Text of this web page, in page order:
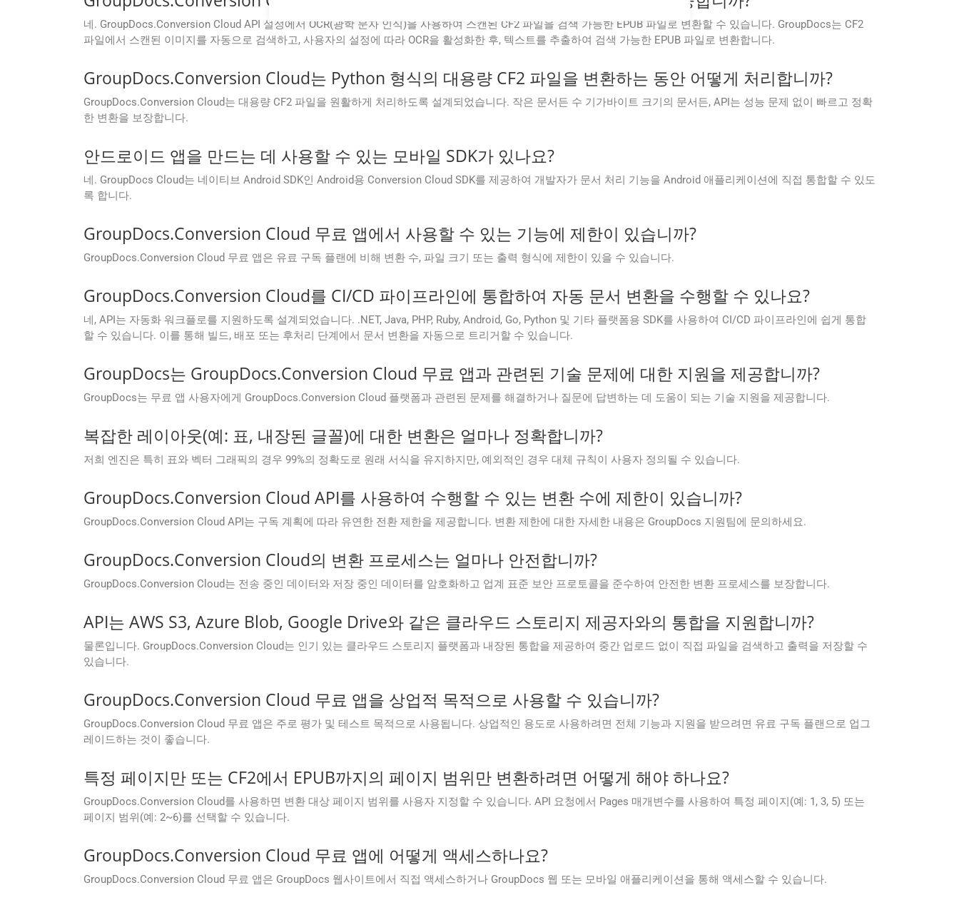
네. GroupDocs.Conversion Cloud API 설정에서 OCR(광학 문자 인식)을 사용하여 스캔된 CF2 파일을 검색 가능한 EPUB 파일로 변환할 수 있습니다. GroupDocs는 CF2
파일에서 스캔된 이미지를 자동으로 검색하고, 사용자의 설정에 따라 OCR을 활성화한 후, 텍스트를 추출하여 검색 가능한 EPUB 파일로 변환합니다.
GroupDocs.Conversion Cloud는 Python 형식의 대용량 CF2 파일을 변환하는 동안 어떻게 처리합니까?
GroupDocs.Conversion Cloud는 대용량 CF2 파일을 원활하게 처리하도록 설계되었습니다. 작은 문서든 수 기가바이트 크기의 문서든, API는 성능 문제 없이 빠르고 정확
한 변환을 보장합니다.
안드로이드 앱을 만드는 데 사용할 수 있는 모바일 SDK가 있나요?
네. GroupDocs Cloud는 네이티브 Android SDK인 Android용 Conversion Cloud SDK를 제공하여 개발자가 문서 처리 기능을 Android 애플리케이션에 직접 통합할 수 있도
록 합니다.
GroupDocs.Conversion Cloud 무료 앱에서 사용할 수 있는 기능에 제한이 있습니까?
GroupDocs.Conversion Cloud 무료 앱은 유료 구독 플랜에 비해 변환 수, 파일 크기 또는 출력 형식에 제한이 있을 수 있습니다.
GroupDocs.Conversion Cloud를 CI/CD 파이프라인에 통합하여 자동 문서 변환을 수행할 수 있나요?
네, API는 자동화 워크플로를 지원하도록 설계되었습니다. .NET, Java, PHP, Ruby, Android, Go, Python 및 기타 플랫폼용 SDK를 사용하여 CI/CD 파이프라인에 쉽게 통합
할 수 있습니다. 이를 통해 빌드, 배포 또는 후처리 단계에서 문서 변환을 자동으로 트리거할 수 있습니다.
GroupDocs는 GroupDocs.Conversion Cloud 무료 앱과 관련된 기술 문제에 대한 지원을 제공합니까?
GroupDocs는 무료 앱 사용자에게 GroupDocs.Conversion Cloud 플랫폼과 관련된 문제를 해결하거나 질문에 답변하는 데 도움이 되는 기술 지원을 제공합니다.
복잡한 레이아웃(예: 표, 내장된 글꼴)에 대한 변환은 얼마나 정확합니까?
저희 엔진은 특히 표와 벡터 그래픽의 경우 99%의 정확도로 원래 서식을 유지하지만, 예외적인 경우 대체 규칙이 사용자 정의될 수 있습니다.
GroupDocs.Conversion Cloud API를 사용하여 수행할 수 있는 변환 수에 제한이 있습니까?
GroupDocs.Conversion Cloud API는 구독 계획에 따라 유연한 전환 제한을 제공합니다. 변환 제한에 대한 자세한 내용은 GroupDocs 지원팀에 문의하세요.
GroupDocs.Conversion Cloud의 변환 프로세스는 얼마나 안전합니까?
GroupDocs.Conversion Cloud는 전송 중인 데이터와 저장 중인 데이터를 암호화하고 업계 표준 보안 프로토콜을 준수하여 안전한 변환 프로세스를 보장합니다.
API는 AWS S3, Azure Blob, Google Drive와 같은 클라우드 스토리지 제공자와의 통합을 지원합니까?
물론입니다. GroupDocs.Conversion Cloud는 인기 있는 클라우드 스토리지 플랫폼과 내장된 통합을 제공하여 중간 업로드 없이 직접 파일을 검색하고 출력을 저장할 수
있습니다.
GroupDocs.Conversion Cloud 무료 앱을 상업적 목적으로 사용할 수 있습니까?
GroupDocs.Conversion Cloud 무료 앱은 주로 평가 및 테스트 목적으로 사용됩니다. 상업적인 용도로 사용하려면 전체 기능과 지원을 받으려면 유료 구독 플랜으로 업그
레이드하는 것이 좋습니다.
특정 페이지만 또는 CF2에서 EPUB까지의 페이지 범위만 변환하려면 어떻게 해야 하나요?
GroupDocs.Conversion Cloud를 사용하면 변환 대상 페이지 범위를 사용자 지정할 수 있습니다. API 요청에서 Pages 매개변수를 사용하여 특정 페이지(예: 1, 3, 5) 또는
페이지 범위(예: 2~6)를 선택할 수 있습니다.
GroupDocs.Conversion Cloud 무료 앱에 어떻게 액세스하나요?
GroupDocs.Conversion Cloud 무료 앱은 GroupDocs 웹사이트에서 직접 액세스하거나 GroupDocs 웹 또는 모바일 애플리케이션을 통해 액세스할 수 있습니다.